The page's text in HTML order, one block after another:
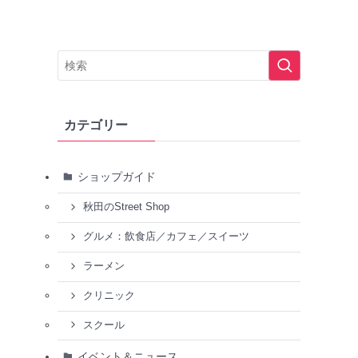
カテゴリー
ショップガイド
秋田のStreet Shop
グルメ：飲食店／カフェ／スイーツ
ラーメン
クリニック
スクール